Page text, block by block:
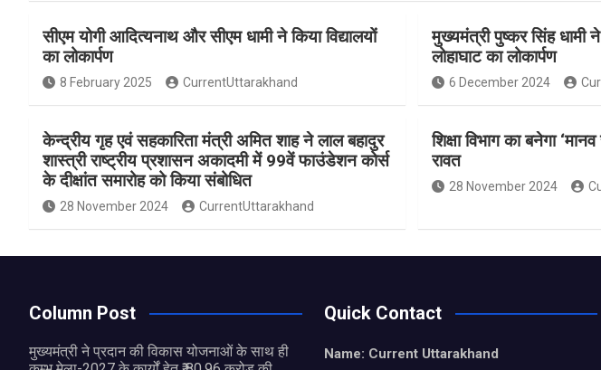
ce
b
o
o
k
s
A
p
p
ar
e
सीएम योगी आदित्यनाथ और सीएम धामी ने किया विद्यालयों
का लोकार्पण
8 February 2025 CurrentUttarakhand
मुख्यमंत्री पुष्कर सिंह धामी
लोहाघाट का लोकार्पण
6 December 2024
केन्द्रीय गृह एवं सहकारिता मंत्री अमित शाह ने लाल बहादुर
शास्त्री राष्ट्रीय प्रशासन अकादमी में 99वें फाउंडेशन कोर्स
के दीक्षांत समारोह को किया संबोधित
28 November 2024 CurrentUttarakhand
शिक्षा विभाग का बनेगा
रावत
28 November 2024
Column Post
मुख्यमंत्री ने प्रदान की विकास योजनाओं के साथ ही
Quick Contact
Name: Current Uttarakhand